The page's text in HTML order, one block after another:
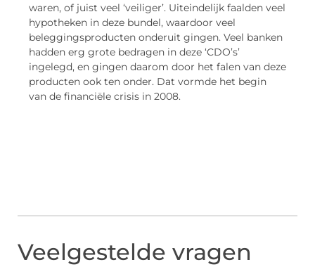
waren, of juist veel ‘veiliger’. Uiteindelijk faalden veel
hypotheken in deze bundel, waardoor veel
beleggingsproducten onderuit gingen. Veel banken
hadden erg grote bedragen in deze ‘CDO’s’
ingelegd, en gingen daarom door het falen van deze
producten ook ten onder. Dat vormde het begin
van de financiële crisis in 2008.
Veelgestelde vragen